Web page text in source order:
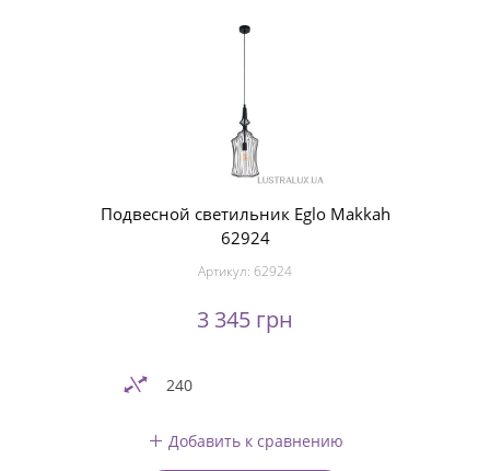
Подвесной светильник Eglo Makkah
62924
Артикул: 62924
3 345 грн
240
Добавить к сравнению